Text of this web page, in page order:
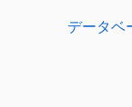
データベ